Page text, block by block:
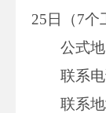
25日（7个
公式
联系
联系